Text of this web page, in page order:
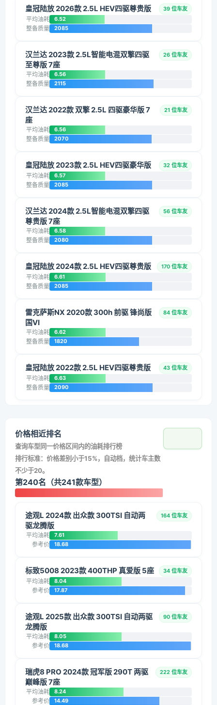
皇冠陆放 2026款 2.5L HEV四驱尊贵版 39 位车友
平均油耗 6.52
整备质量 2085
汉兰达 2023款 2.5L智能电混双擎四驱
至尊版 7座
26 位车友
平均油耗 6.56
整备质量 2115
汉兰达 2022款 双擎 2.5L 四驱豪华版 7
座
21 位车友
平均油耗 6.56
整备质量 2070
皇冠陆放 2023款 2.5L HEV四驱豪华版 32 位车友
平均油耗 6.57
整备质量 2085
汉兰达 2024款 2.5L智能电混双擎四驱
尊贵版 7座
56 位车友
平均油耗 6.58
整备质量 2080
皇冠陆放 2024款 2.5L HEV四驱尊贵版 170 位车友
平均油耗 6.61
整备质量 2085
雷克萨斯NX 2020款 300h 前驱 锋尚版
国VI
84 位车友
平均油耗 6.62
整备质量 1820
皇冠陆放 2022款 2.5L HEV四驱尊贵版 43 位车友
平均油耗 6.63
整备质量 2090
价格相近排名
查询车型同一价格区间内的油耗排行榜
排行标准：价格差别小于15%，自动档，统计车主数
不少于20。
第240名（共241款车型）
途观L 2024款 出众款 300TSI 自动两
驱龙腾版
164 位车友
平均油耗 7.61
参考价 18.68
标致5008 2023款 400THP 真爱版 5座 34 位车友
平均油耗 8.04
参考价 17.87
途观L 2025款 出众款 300TSI 自动两驱
龙腾版
90 位车友
平均油耗 8.05
参考价 18.68
瑞虎8 PRO 2024款 冠军版 290T 两驱
巅峰版 7座
222 位车友
平均油耗 8.24
参考价 14.49